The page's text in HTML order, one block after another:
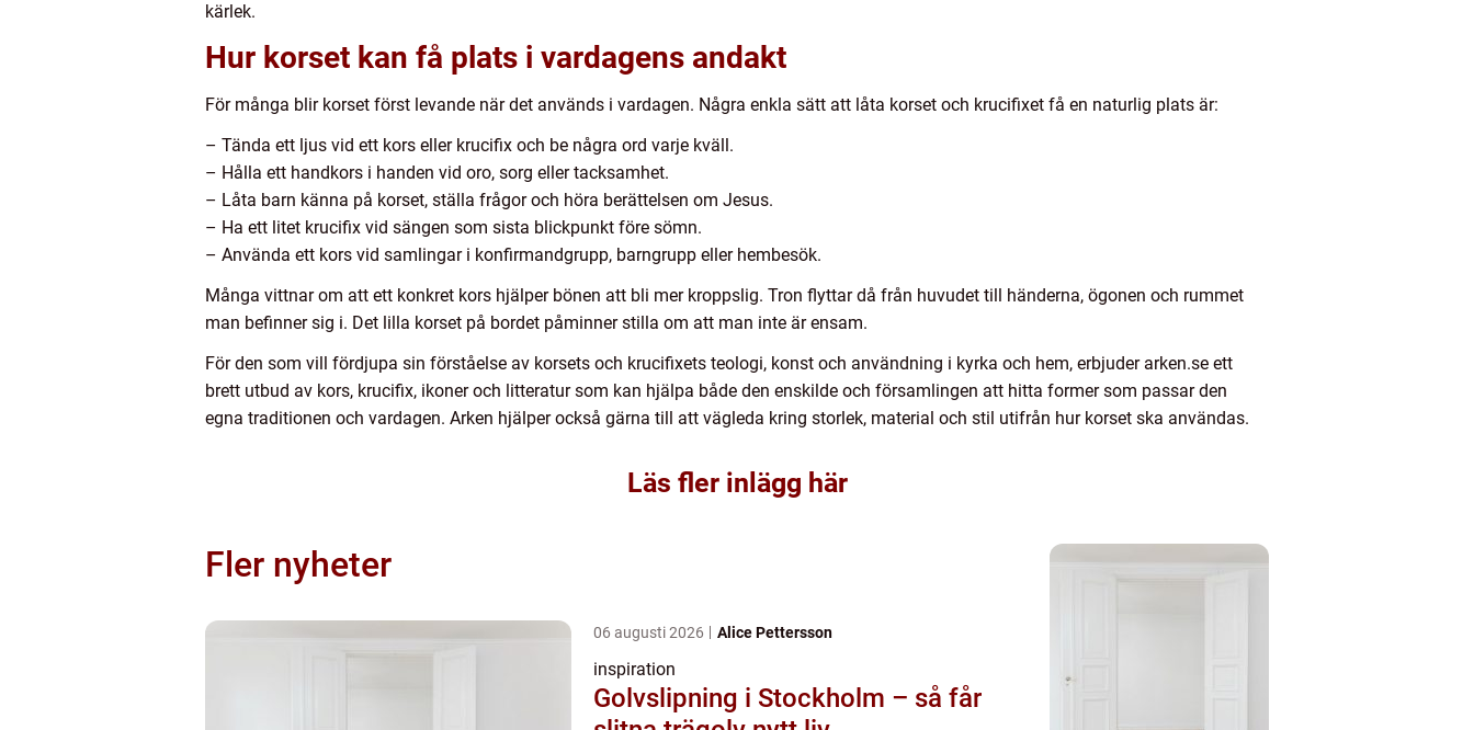
kärlek.
Hur korset kan få plats i vardagens andakt
För många blir korset först levande när det används i vardagen. Några enkla sätt att låta korset och krucifixet få en naturlig plats är:
– Tända ett ljus vid ett kors eller krucifix och be några ord varje kväll.
– Hålla ett handkors i handen vid oro, sorg eller tacksamhet.
– Låta barn känna på korset, ställa frågor och höra berättelsen om Jesus.
– Ha ett litet krucifix vid sängen som sista blickpunkt före sömn.
– Använda ett kors vid samlingar i konfirmandgrupp, barngrupp eller hembesök.
Många vittnar om att ett konkret kors hjälper bönen att bli mer kroppslig. Tron flyttar då från huvudet till händerna, ögonen och rummet
man befinner sig i. Det lilla korset på bordet påminner stilla om att man inte är ensam.
För den som vill fördjupa sin förståelse av korsets och krucifixets teologi, konst och användning i kyrka och hem, erbjuder arken.se ett
brett utbud av kors, krucifix, ikoner och litteratur som kan hjälpa både den enskilde och församlingen att hitta former som passar den
egna traditionen och vardagen. Arken hjälper också gärna till att vägleda kring storlek, material och stil utifrån hur korset ska användas.
Läs fler inlägg här
Fler nyheter
06 augusti 2026 Alice Pettersson
inspiration
Golvslipning i Stockholm – så får